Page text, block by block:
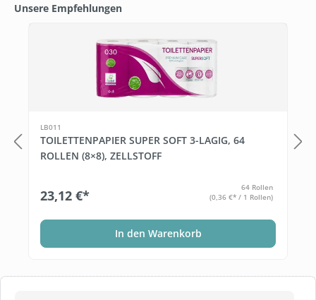
Unsere Empfehlungen
LB011
TOILETTENPAPIER SUPER SOFT 3-LAGIG, 64
ROLLEN (8×8), ZELLSTOFF
23,12 €*
64 Rollen
(0,36 €* / 1 Rollen)
In den Warenkorb